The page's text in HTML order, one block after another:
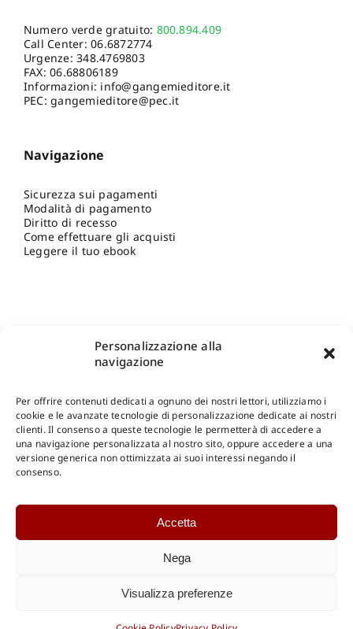
Personalizzazione alla
navigazione
Per offrire contenuti dedicati a ognuno dei nostri lettori, utilizziamo i
cookie e le avanzate tecnologie di personalizzazione dedicate ai nostri
clienti. Il consenso a queste tecnologie le permetterà di accedere a
una navigazione personalizzata al nostro sito, oppure accedere a una
versione generica non ottimizzata ai suoi interessi negando il
consenso.
Accetta
Nega
Visualizza preferenze
Numero verde gratuito: 800.894.409
Call Center:06.6872774
Urgenze:348.4769803
FAX: 06.68806189
Informazioni: info@gangemieditore.it
PEC: gangemieditore@pec.it
Navigazione
Sicurezza sui pagamenti
Modalità di pagamento
Diritto di recesso
Come effettuare gli acquisti
Leggere il tuo ebook
Shop Gangemi Editore-Pagamenti Sicuri e anche Rateali
Catalogo Internazionale
DOWNLOAD
Catalogo Internazionale